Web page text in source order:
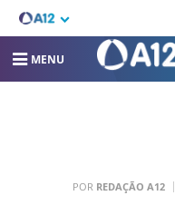
MENU
POR REDAÇÃO A12